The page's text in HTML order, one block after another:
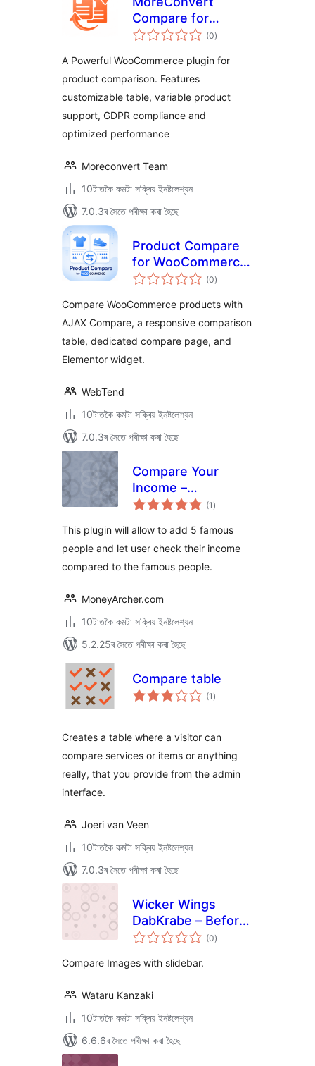
Compare for
WooCommerce
(0টা
মুঠ)
A Powerful WooCommerce plugin for
product comparison. Features
customizable table, variable product
support, GDPR compliance and
optimized performance
Moreconvert Team
10টাতকৈ কমটা সক্ৰিয় ইনষ্টলেশ্যন
7.0.3ৰ সৈতে পৰীক্ষা কৰা হৈছে
Product Compare
for WooCommerce
– Storzen
(0টা
মুঠ)
Compare WooCommerce products with
AJAX Compare, a responsive comparison
table, dedicated compare page, and
Elementor widget.
WebTend
10টাতকৈ কমটা সক্ৰিয় ইনষ্টলেশ্যন
7.0.3ৰ সৈতে পৰীক্ষা কৰা হৈছে
Compare Your
Income –
MoneyArcher
(1 টা
মুঠ)
This plugin will allow to add 5 famous
people and let user check their income
compared to the famous people.
MoneyArcher.com
10টাতকৈ কমটা সক্ৰিয় ইনষ্টলেশ্যন
5.2.25ৰ সৈতে পৰীক্ষা কৰা হৈছে
Compare table
(1 টা
মুঠ)
Creates a table where a visitor can
compare services or items or anything
really, that you provide from the admin
interface.
Joeri van Veen
10টাতকৈ কমটা সক্ৰিয় ইনষ্টলেশ্যন
7.0.3ৰ সৈতে পৰীক্ষা কৰা হৈছে
Wicker Wings
DabKrabe – Before
After Image (0টা
মুঠ)
Compare Images with slidebar.
Wataru Kanzaki
10টাতকৈ কমটা সক্ৰিয় ইনষ্টলেশ্যন
6.6.6ৰ সৈতে পৰীক্ষা কৰা হৈছে